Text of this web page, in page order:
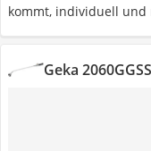
kommt, individuell und
Geka